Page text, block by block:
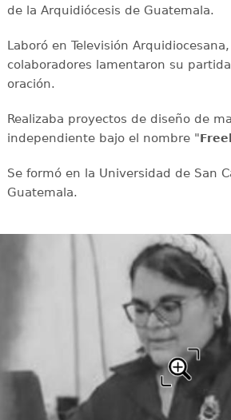
de la Arquidiócesis de Guatemala.
Laboró en Televisión
colaboradores lamentaron su
oración.
Realizaba proyectos de diseño de
independiente bajo el nombre "
Se formó en la Universidad de San
Guatemala.